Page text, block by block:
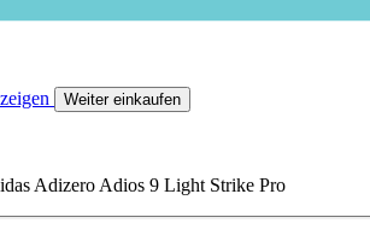
Weiter einkaufen
Adizero Adios 9 Light Strike Pro